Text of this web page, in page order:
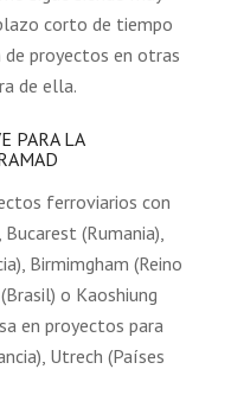
corto de tiempo
de proyectos en otras
de ella.
PARA LA
ferroviarios con
(Rumania),
Birmimgham (Reino
o Kaoshiung
en proyectos para
Utrech (Países